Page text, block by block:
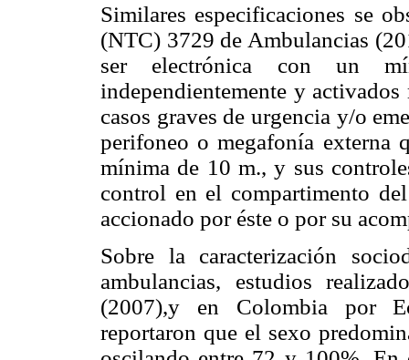
Similares especificaciones se
(NTC) 3729 de Ambulancias
ser electrónica con un
independientemente y
casos graves de urgencia y/o
perifoneo o megafonía externa
mínima de 10 m., y sus
control en el compartimento
accionado por éste o por su
Sobre la caracterización
ambulancias, estudios
(2007),y en Colombia por
reportaron que el sexo